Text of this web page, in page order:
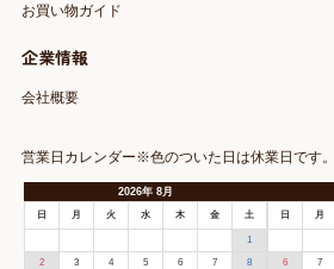
お買い物ガイド
企業情報
会社概要
営業日カレンダー※色のついた日は休業日です。
2026年 8月
日 月 火 水 木 金 土
1
2 3 4 5 6 7 8
日 月
6 7